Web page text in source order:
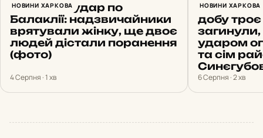
НОВИНИ ХАРКОВА
Ракетний удар по
Балаклії: надзвичайники
врятували жінку, ще двоє
людей дістали поранення
(фото)
4 Серпня · 1 хв
НОВИНИ ХАРКОВА
Обстріли
добу
загинули,
ударом
та сім
6 Серпня · 2 хв